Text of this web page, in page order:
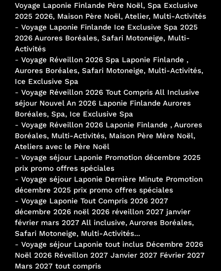
Voyage Laponie Finlande Père Noël, Spa Exclusive
2025 2026, Maison Père Noël, Atelier, Multi-Activités
- Voyage Laponie Finlande Ice Exclusive Spa 2025
2026 Aurores Boréales, Safari Motoneige, Multi-
Activités
- Voyage Réveillon 2026 Spa Laponie Finlande ,
Aurores Boréales, Safari Motoneige, Multi-Activités,
Ice Exclusive Spa
- Voyage Réveillon 2026 Tout Compris All Inclusive
séjour Nouvel An 2026 Laponie Finlande Aurores
Boréales, Spa, Ice Exclusive Spa
- Voyage Réveillon 2026 Laponie Finlande , Aurores
Boréales, Multi-Activités, Maison Père Mère Noël,
Ateliers avec le Père Noël
- Voyage séjour Laponie Promotion décembre 2025
prix promo offres spéciales
- Voyage séjour Laponie Dernière Minute Promotion
décembre 2025 prix promo offres spéciales
- Voyage Laponie Tout Compris 2026 2027
décembre 2026 noël 2026 réveillon 2027 janvier
février mars 2027 All inclusive, Aurores Boréales,
Safari Motoneige, Multi-Activités...
- Voyage séjour Laponie tout inclus Décembre 2026
Noël 2026 Réveillon 2027 Janvier 2027 Février 2027
Mars 2027 tout compris